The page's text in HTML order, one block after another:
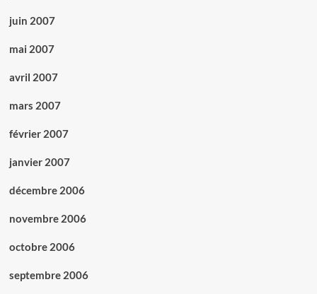
juin 2007
mai 2007
avril 2007
mars 2007
février 2007
janvier 2007
décembre 2006
novembre 2006
octobre 2006
septembre 2006